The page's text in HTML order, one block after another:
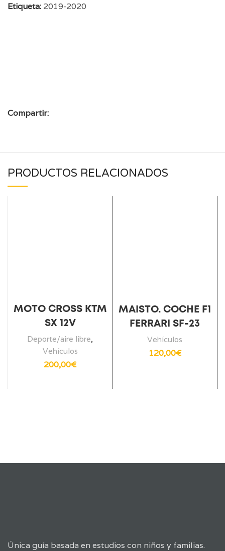
Etiqueta: 2019-2020
Compartir:
PRODUCTOS RELACIONADOS
MOTO CROSS KTM
SX 12V
Deporte/aire libre,
Vehículos
200,00€
MAISTO. COCHE F1
FERRARI SF-23
Vehículos
120,00€
Única guía basada en estudios con niños y familias.